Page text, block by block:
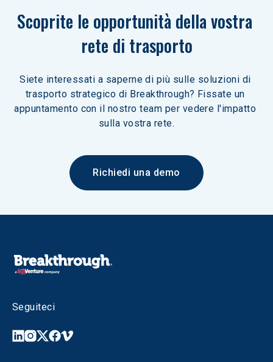
Scoprite le opportunità della vostra
rete di trasporto
Siete interessati a saperne di più sulle soluzioni di
trasporto strategico di Breakthrough? Fissate un
appuntamento con il nostro team per vedere l'impatto
sulla vostra rete.
Richiedi una demo
Seguiteci